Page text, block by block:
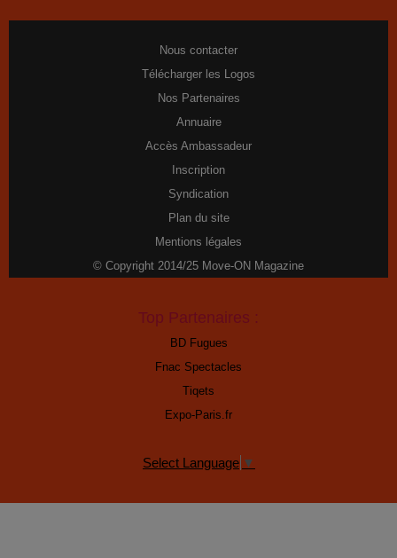
Nous contacter
Télécharger les Logos
Nos Partenaires
Annuaire
Accès Ambassadeur
Inscription
Syndication
Plan du site
Mentions légales
© Copyright 2014/25 Move-ON Magazine
BD Fugues
Fnac Spectacles
Tiqets
Expo-Paris.fr
Select Language ▼